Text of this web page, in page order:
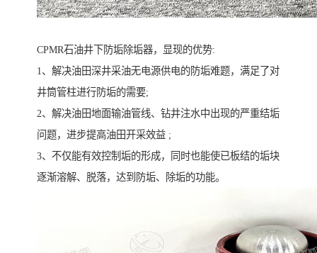
CPMR石油井下防垢除垢器，显现的优势:
1、解决油田深井采油无电源供电的防垢难题，满足了对
井筒管柱进行防垢的需要;
2、解决油田地面输油管线、钻井注水中出现的严重结垢
问题，进步提高油田开采效益 ;
3、不仅能有效控制垢的形成，同时也能使已板结的垢块
逐渐溶解、脱落，达到防垢、除垢的功能。